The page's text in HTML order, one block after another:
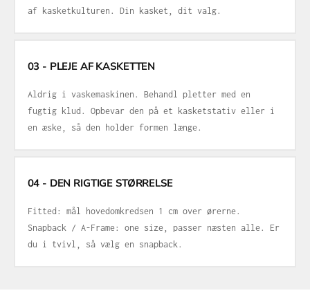
af kasketkulturen. Din kasket, dit valg.
03 - PLEJE AF KASKETTEN
Aldrig i vaskemaskinen. Behandl pletter med en
fugtig klud. Opbevar den på et kasketstativ eller i
en æske, så den holder formen længe.
04 - DEN RIGTIGE STØRRELSE
Fitted: mål hovedomkredsen 1 cm over ørerne.
Snapback / A-Frame: one size, passer næsten alle. Er
du i tvivl, så vælg en snapback.